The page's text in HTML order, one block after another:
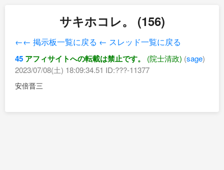
サキホコレ。 (156)
←← 掲示板一覧に戻る ← スレッド一覧に戻る
45 アフィサイトへの転載は禁止です。 (院士清政) (sage)
2023/07/08(土) 18:09:34.51 ID:???-11377
安倍晋三